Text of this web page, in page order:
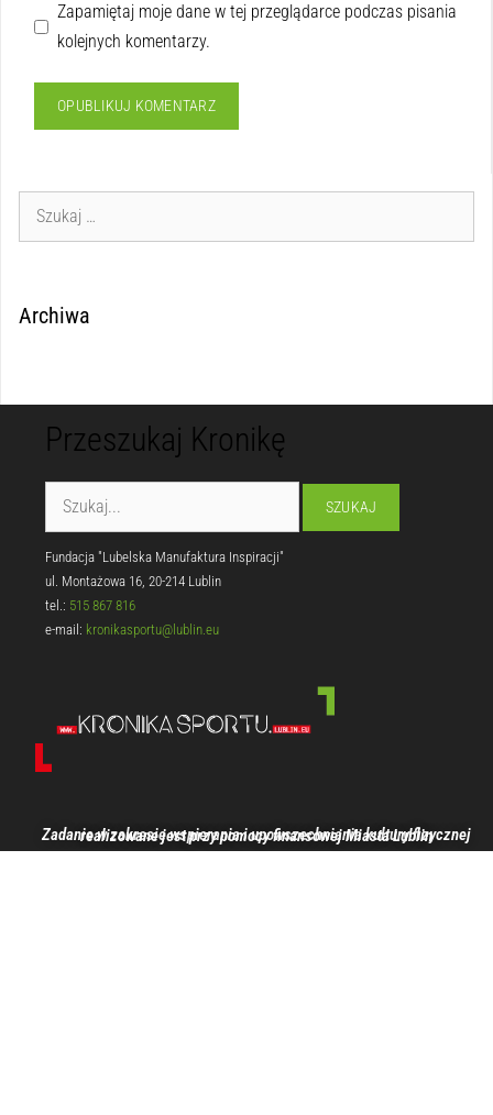
Zapamiętaj moje dane w tej przeglądarce podczas pisania
kolejnych komentarzy.
Archiwa
Przeszukaj Kronikę
Fundacja "Lubelska Manufaktura Inspiracji"
ul. Montażowa 16, 20-214 Lublin
tel.: 515 867 816
e-mail: kronikasportu@lublin.eu
Zadanie w zakresie wspierania i upowszechniania kultury fizycznej realizowane jest przy pomocy finansowej Miasta Lublin